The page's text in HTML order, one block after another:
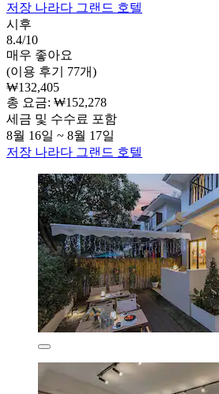
저장 나라다 그랜드 호텔
시후
8.4/10
매우 좋아요
(이용 후기 77개)
₩132,405
총 요금: ₩152,278
세금 및 수수료 포함
8월 16일 ~ 8월 17일
저장 나라다 그랜드 호텔